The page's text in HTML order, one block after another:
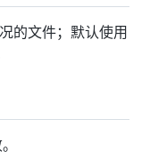
的文件；默认使用